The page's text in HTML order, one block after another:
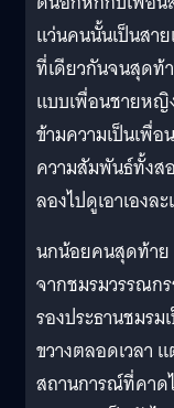
แว่นคนนั้นเป็นสา
ที่เดียวกันจนสุดท้
แบบเพื่อนชายหญิ
ข้ามความเป็นเพื่
ความสัมพันธ์ทั้งส
ลองไปดูเอาเองล
นกน้อยคนสุดท้าย
จากชมรมวรรณก
รองประธานชมร
ขวางตลอดเวลา
สถานการณ์ที่คาด